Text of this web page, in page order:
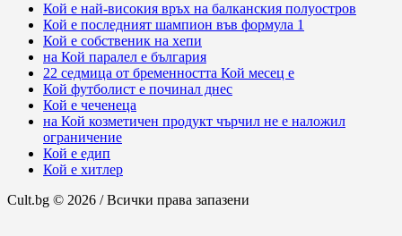
Кой е най-високия връх на балканския полуостров
Кой е последният шампион във формула 1
Кой е собственик на хепи
на Кой паралел е българия
22 седмица от бременността Кой месец е
Кой футболист е починал днес
Кой е чеченеца
на Кой козметичен продукт чърчил не е наложил
ограничение
Кой е едип
Кой е хитлер
Cult.bg © 2026 / Всички права запазени